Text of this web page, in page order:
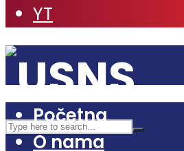
YT
Početna
O nama